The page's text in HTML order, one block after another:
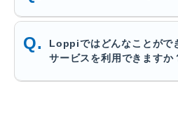
Loppiではどんなことがで
サービスを利用できますか